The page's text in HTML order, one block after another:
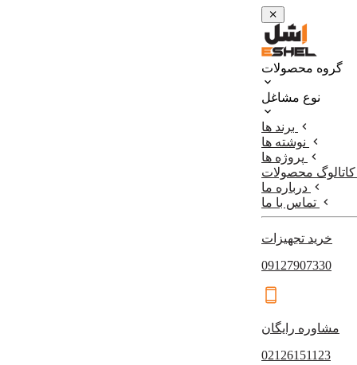
گروه محصولات
نوع مشاغل
برند ها
نوشته ها
پروژه ها
کاتالوگ محصولات
درباره ما
تماس با ما
خرید تجهیزات
09127907330
مشاوره رایگان
02126151123